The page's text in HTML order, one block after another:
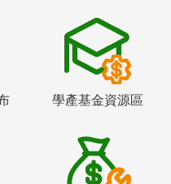
學產基金資源區